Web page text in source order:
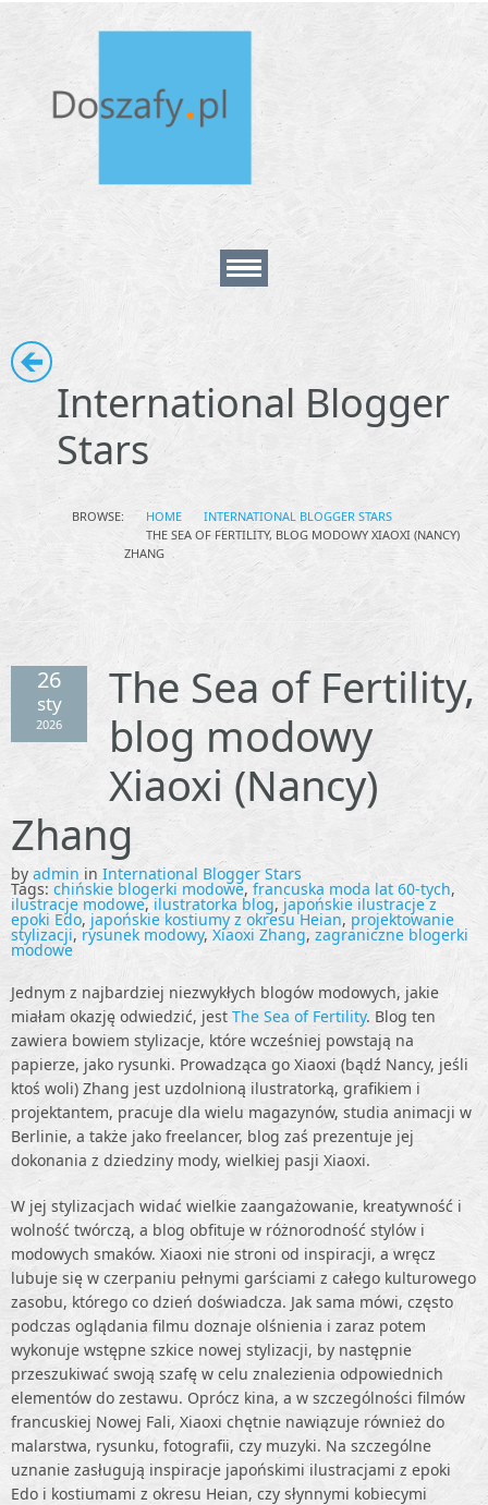
Home
About
Contact
International Blogger
Stars
BROWSE: HOME
INTERNATIONAL BLOGGER STARS
THE SEA OF FERTILITY, BLOG MODOWY XIAOXI (NANCY)
ZHANG
26
sty
2026
The Sea of Fertility,
blog modowy
Xiaoxi (Nancy)
Zhang
by admin inInternational Blogger Stars
Tags: chińskie blogerki modowe, francuska moda lat 60-tych,
ilustracje modowe, ilustratorka blog, japońskie ilustracje z
epoki Edo, japońskie kostiumy z okresu Heian, projektowanie
stylizacji, rysunek modowy, Xiaoxi Zhang, zagraniczne blogerki
modowe
Jednym z najbardziej niezwykłych blogów modowych, jakie
miałam okazję odwiedzić, jest The Sea of Fertility. Blog ten
zawiera bowiem stylizacje, które wcześniej powstają na
papierze, jako rysunki. Prowadząca go Xiaoxi (bądź Nancy, jeśli
ktoś woli) Zhang jest uzdolnioną ilustratorką, grafikiem i
projektantem, pracuje dla wielu magazynów, studia animacji w
Berlinie, a także jako freelancer, blog zaś prezentuje jej
dokonania z dziedziny mody, wielkiej pasji Xiaoxi.
W jej stylizacjach widać wielkie zaangażowanie, kreatywność i
wolność twórczą, a blog obfituje w różnorodność stylów i
modowych smaków. Xiaoxi nie stroni od inspiracji, a wręcz
lubuje się w czerpaniu pełnymi garściami z całego kulturowego
zasobu, którego co dzień doświadcza. Jak sama mówi, często
podczas oglądania filmu doznaje olśnienia i zaraz potem
wykonuje wstępne szkice nowej stylizacji, by następnie
przeszukiwać swoją szafę w celu znalezienia odpowiednich
elementów do zestawu. Oprócz kina, a w szczególności filmów
francuskiej Nowej Fali, Xiaoxi chętnie nawiązuje również do
malarstwa, rysunku, fotografii, czy muzyki. Na szczególne
uznanie zasługują inspiracje japońskimi ilustracjami z epoki
Edo i kostiumami z okresu Heian, czy słynnymi kobiecymi